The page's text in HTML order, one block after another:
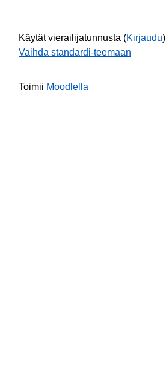
Käytät vierailijatunnusta (Kirjaudu)
Vaihda standardi-teemaan
Toimii Moodlella